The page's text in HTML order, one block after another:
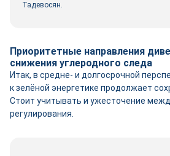
Тадевосян.
Приоритетные направления
снижения углеродного следа
Итак, в средне- и долгосрочной
к зелёной энергетике продолжает
Стоит учитывать и ужесточение
регулирования.